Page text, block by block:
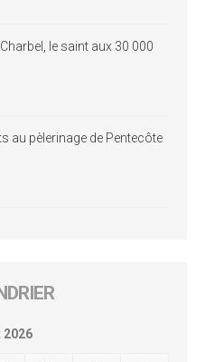
le saint aux 30 000
au pèlerinage de Pentecôte
2026